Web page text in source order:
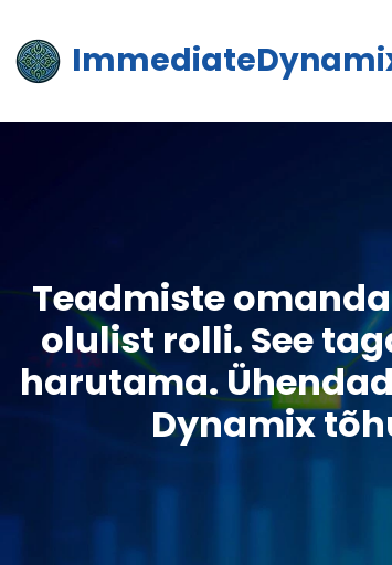
Teadmiste
olulist rolli. See
harutama.
Dynamix